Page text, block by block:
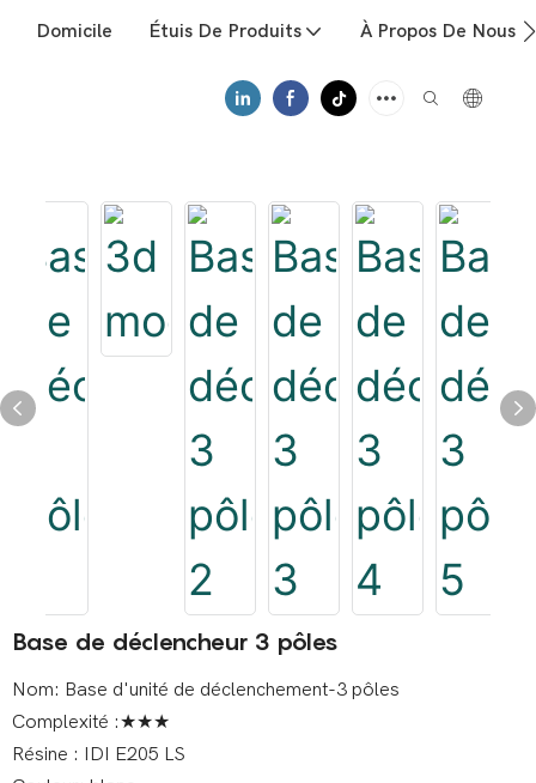
Domicile Étuis De Produits À Propos De Nous
Base de déclencheur 3 pôles
Nom: Base d'unité de déclenchement-3 pôles
Complexité :★★★
Résine : IDI E205 LS